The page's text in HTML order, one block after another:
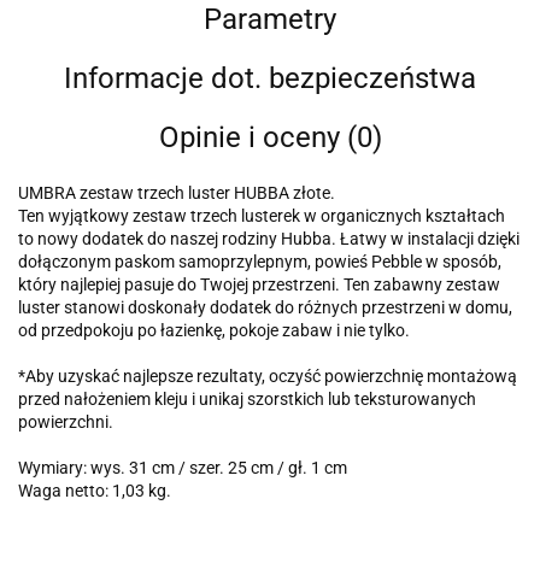
Parametry
Informacje dot. bezpieczeństwa
Opinie i oceny (0)
UMBRA zestaw trzech luster HUBBA złote.
Ten wyjątkowy zestaw trzech lusterek w organicznych kształtach
to nowy dodatek do naszej rodziny Hubba. Łatwy w instalacji dzięki
dołączonym paskom samoprzylepnym, powieś Pebble w sposób,
który najlepiej pasuje do Twojej przestrzeni. Ten zabawny zestaw
luster stanowi doskonały dodatek do różnych przestrzeni w domu,
od przedpokoju po łazienkę, pokoje zabaw i nie tylko.
*Aby uzyskać najlepsze rezultaty, oczyść powierzchnię montażową
przed nałożeniem kleju i unikaj szorstkich lub teksturowanych
powierzchni.
Wymiary: wys. 31 cm / szer. 25 cm / gł. 1 cm
Waga netto: 1,03 kg.